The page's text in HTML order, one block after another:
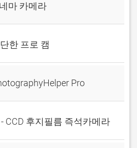
마 카메라
한 프로 캠
Pro
CCD 후지필름 즉석카메라